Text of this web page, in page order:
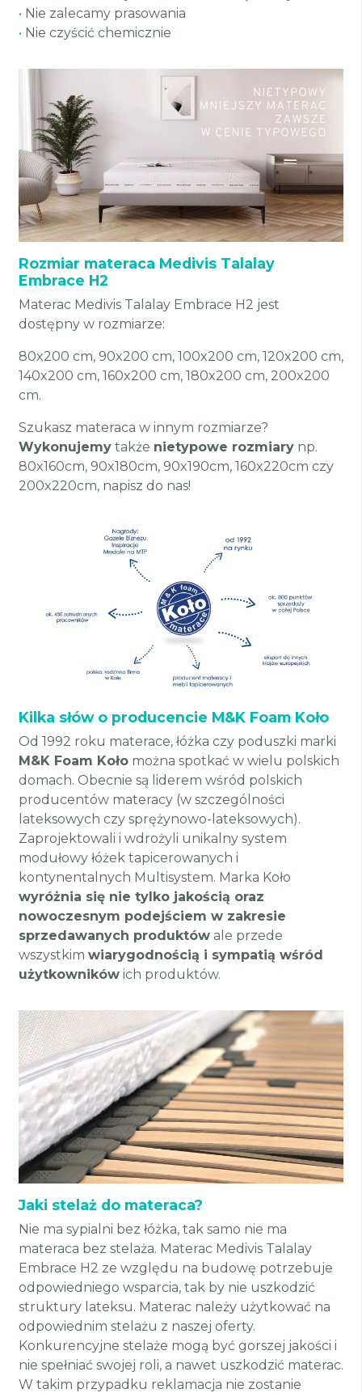
• Nie zalecamy prasowania
• Nie czyścić chemicznie
Rozmiar materaca Medivis Talalay
Embrace H2
Materac Medivis Talalay Embrace H2 jest
dostępny w rozmiarze:
80x200 cm, 90x200 cm, 100x200 cm, 120x200 cm,
140x200 cm, 160x200 cm, 180x200 cm, 200x200
cm.
Szukasz materaca w innym rozmiarze?
Wykonujemy także nietypowe rozmiary np.
80x160cm, 90x180cm, 90x190cm, 160x220cm czy
200x220cm, napisz do nas!
Kilka słów o producencie M&K Foam Koło
Od 1992 roku materace, łóżka czy poduszki marki
M&K Foam Koło można spotkać w wielu polskich
domach. Obecnie są liderem wśród polskich
producentów materacy (w szczególności
lateksowych czy sprężynowo-lateksowych).
Zaprojektowali i wdrożyli unikalny system
modułowy łóżek tapicerowanych i
kontynentalnych Multisystem. Marka Koło
wyróżnia się nie tylko jakością oraz
nowoczesnym podejściem w zakresie
sprzedawanych produktów ale przede
wszystkim wiarygodnością i sympatią wśród
użytkowników ich produktów.
Jaki stelaż do materaca?
Nie ma sypialni bez łóżka, tak samo nie ma
materaca bez stelaża. Materac Medivis Talalay
Embrace H2 ze względu na budowę potrzebuje
odpowiedniego wsparcia, tak by nie uszkodzić
struktury lateksu. Materac należy użytkować na
odpowiednim stelażu z naszej oferty.
Konkurencyjne stelaże mogą być gorszej jakości i
nie spełniać swojej roli, a nawet uszkodzić materac.
W takim przypadku reklamacja nie zostanie